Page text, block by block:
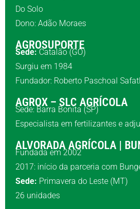
Do Solo
Dono: Adão Moraes
AGROSUPORTE
Sede:Catalão (GO)
Surgiu em 1984
Fundador: Roberto Paschoal
AGROX – SLC AGRÍCOLA
Sede: Barra Bonita (SP)
Especialista em fertilizantes e
ALVORADA AGRÍCOLA |
Fundada em 2002
2017: início da parceria com
Sede: Primavera do Leste (MT)
26 unidades